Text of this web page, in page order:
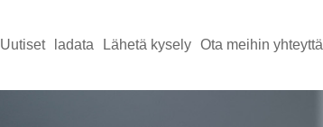
Uutiset ladata Lähetä kysely Ota meihin yhteyttä